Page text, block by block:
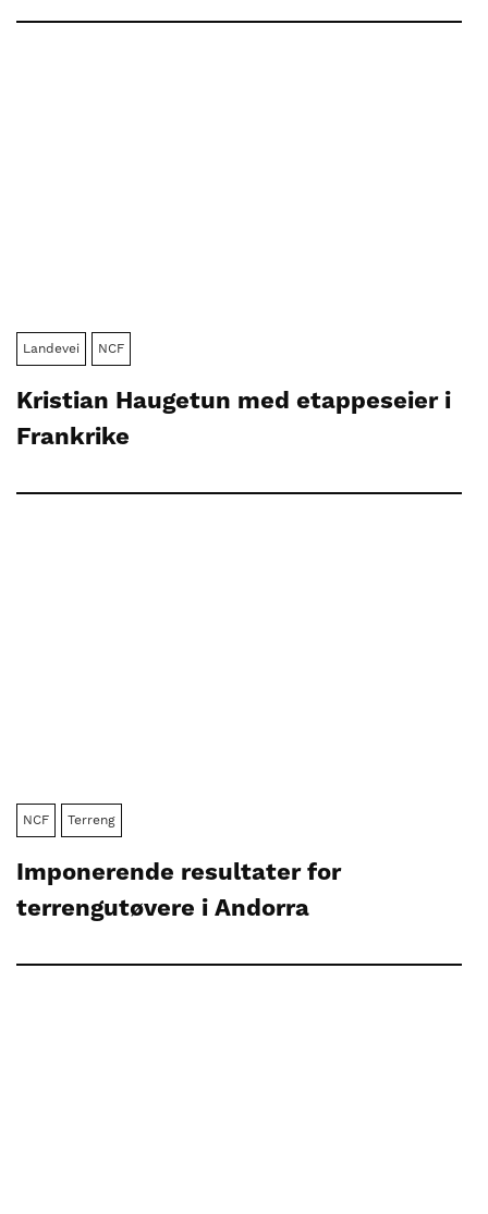
Landevei NCF
Kristian Haugetun med etappeseier i
Frankrike
NCF Terreng
Imponerende resultater for
terrengutøvere i Andorra